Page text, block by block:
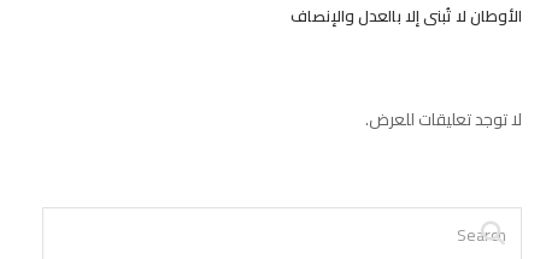
الأوطان لا تُبنى إلا بالعدل والإنصاف
لا توجد تعليقات للعرض.